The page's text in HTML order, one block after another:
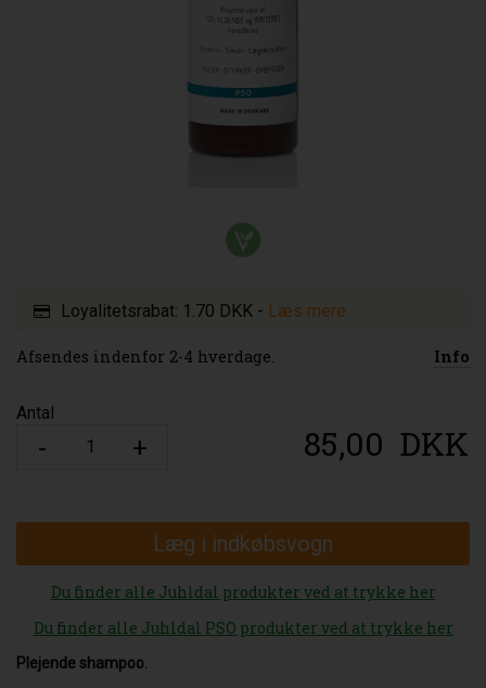
Loyalitetsrabat: 1.70 DKK - Læs mere
Afsendes indenfor 2-4 hverdage. Info
Antal
85,00 DKK
Læg i indkøbsvogn
Du finder alle Juhldal produkter ved at trykke her
Du finder alle Juhldal PSO produkter ved at trykke her
Plejende shampoo.